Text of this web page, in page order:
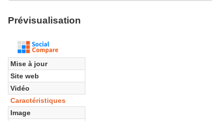
Prévisualisation